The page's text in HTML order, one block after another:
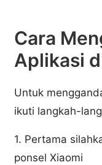
Cara
Aplikasi
Untuk
ikuti langkah-
1. Pertama
ponsel Xiaomi